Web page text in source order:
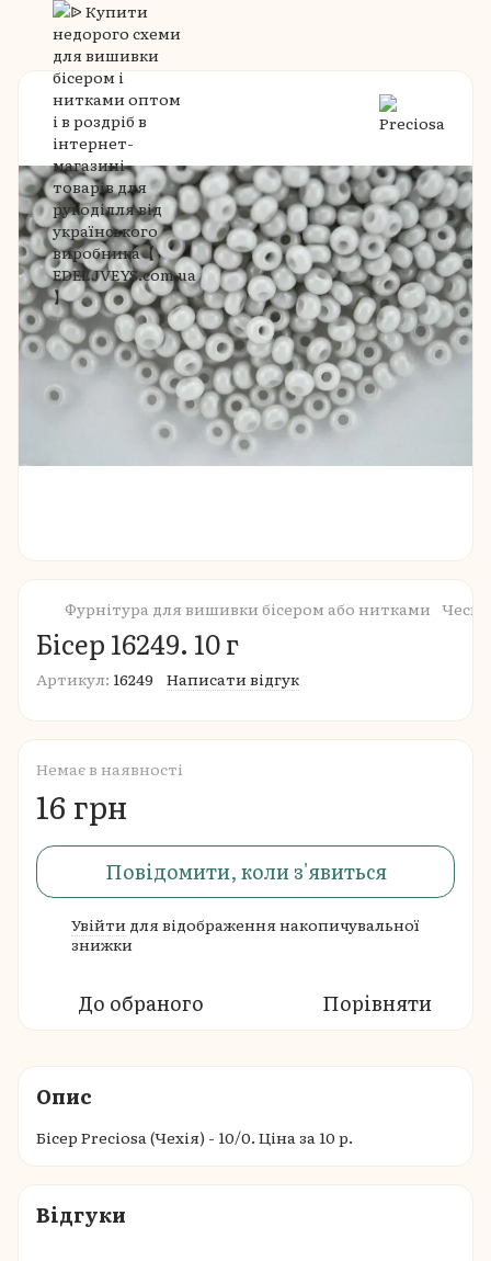
Фурнітура для вишивки бісером або нитками
Бісер 16249. 10 г
Артикул: 16249 Написати відгук
Немає в наявності
16 грн
Повідомити, коли з'явиться
Увійти для відображення накопичувальної
знижки
До обраного Порівняти
Опис
Бісер Preciosa (Чехія) - 10/0. Ціна за 10 р.
Відгуки